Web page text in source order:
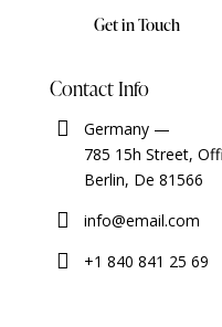
Contact Info
Germany —
785 15h Street,
Berlin, De 81566
info@email.com
+1 840 841 25 69